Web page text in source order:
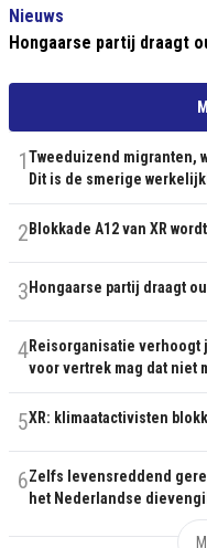
Nieuws
Hongaarse partij draagt
1Tweeduizend migranten,
Dit is de smerige
2 Blokkade A12 van XR
3 Hongaarse partij draagt
4Reisorganisatie verhoogt
voor vertrek mag dat niet
5XR: klimaatactivisten
6Zelfs levensreddend
het Nederlandse